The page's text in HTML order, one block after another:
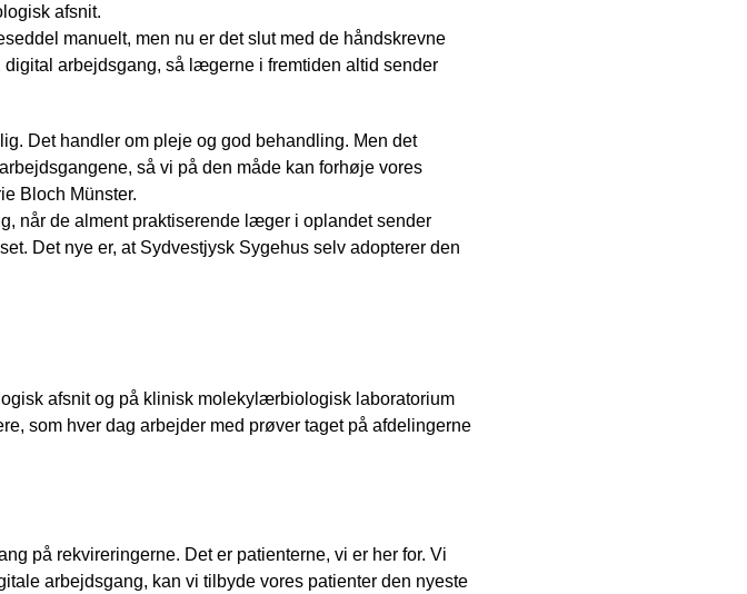
afsnit.
manuelt, men nu er det slut med de håndskrevne
arbejdsgang, så lægerne i fremtiden altid sender
Det handler om pleje og god behandling. Men det
så vi på den måde kan forhøje vores
Bloch Münster.
når de alment praktiserende læger i oplandet sender
Det nye er, at Sydvestjysk Sygehus selv adopterer den
afsnit og på klinisk molekylærbiologisk laboratorium
som hver dag arbejder med prøver taget på afdelingerne
på rekvireringerne. Det er patienterne, vi er her for. Vi
arbejdsgang, kan vi tilbyde vores patienter den nyeste